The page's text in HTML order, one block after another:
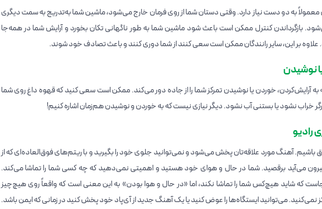
معمولاً به دو دست نیاز دارد. وقتی دستان شما از روی فرمان خارج می‌شود، ماشین شما به‌تدریج به سمت دیگری
بازگرداندن کنترل ممکن است باعث شود ماشین شما به طور ناگهانی تکان بخورد و آرایش شما در همه‌جا
بر این، سایر رانندگان ممکن است سعی کنند از شما دوری کنند و باعث تصادف خود شوند.
نوشیدن
آرایش‌کردن، خوردن یا نوشیدن تمرکز شما را از جاده دور می‌کند. ممکن است سعی کنید که قهوه داغ روی شما
خراب نشود یا بستنی آب نشود. دیگر نیازی نیست که به خوردن و نوشیدن هم‌زمان اشاره کنیم!
رادیو
باشیم. آهنگ مورد علاقه‌تان پخش می‌شود و نمی‌توانید جلوی خود را بگیرید و با ریتم‌های فوق‌العاده‌ای که از
می‌آید برقصید. شما در حال و هوای خود هستید و اهمیتی نمی‌دهید که چه کسی شما را تماشا می‌کند.
که شاید هیچ‌کس شما را تماشا نکند، اما «در حال و هوا بودن» به این معنی است که واقعاً روی هیچ‌چیز
نمی‌کنید. می‌توانید ایستگاه‌ها را عوض کنید یا یک آهنگ جدید از آی‌پاد خود پخش کنید در زمانی که ایمن باشد.